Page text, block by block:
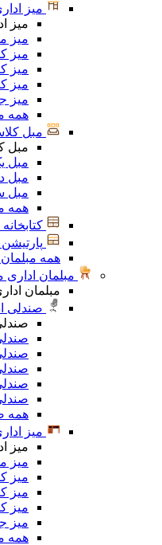
میز
میز
میز
میز
میز
میز
میز
همه
مبل
مبل
مبل
مبل
مبل
همه
همه
مبلمان اداری
مبلمان
صندلی
همه
میز
میز
میز
میز
میز
میز
میز
همه